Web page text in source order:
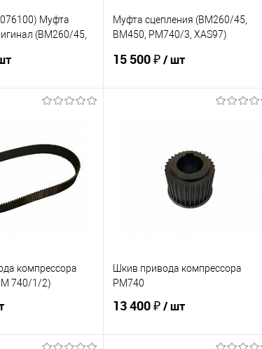
Муфта
(BM260/45,
К сравнению
Под заказ
Муфта сцепления (BM260/45,
BM450, PM740/3, XAS97)
15 500 ₽/ шт
Купить в 1 клик
В избранное
В наличии
компрессора
740/1/2)
Шкив привода компрессора
PM740
13 400 ₽/ шт